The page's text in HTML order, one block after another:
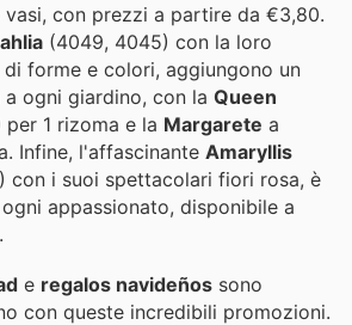
vasi, con prezzi a partire da €3,80.
(4049, 4045) con la loro
forme e colori, aggiungono un
ogni giardino, con la Queen
1 rizoma e la Margarete a
Infine, l'affascinante Amaryllis
con i suoi spettacolari fiori rosa, è
appassionato, disponibile a
e regalos navideños sono
con queste incredibili promozioni.